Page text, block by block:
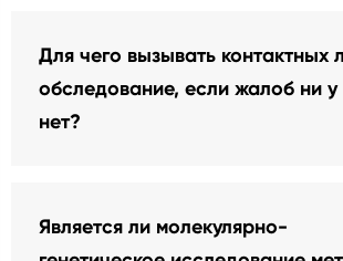
Для чего вызывать контактных
обследование, если жалоб ни у
нет?
Является ли молекулярно-